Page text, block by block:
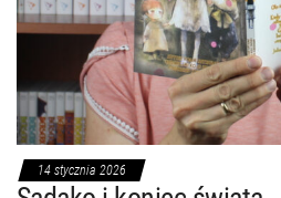
14 stycznia 2026